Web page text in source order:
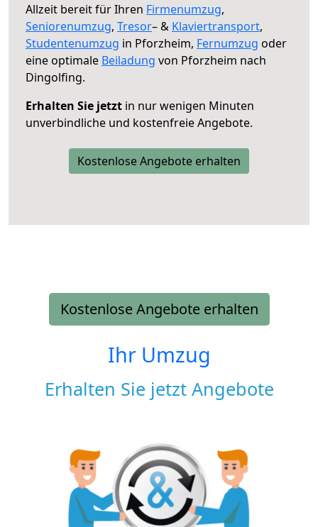
Allzeit bereit für Ihren Firmenumzug,
Seniorenumzug, Tresor– & Klaviertransport,
Studentenumzug in Pforzheim, Fernumzug oder
eine optimale Beiladung von Pforzheim nach
Dingolfing.
Erhalten Sie jetzt in nur wenigen Minuten
unverbindliche und kostenfreie Angebote.
Kostenlose Angebote erhalten
Kostenlose Angebote erhalten
Ihr Umzug
Erhalten Sie jetzt Angebote